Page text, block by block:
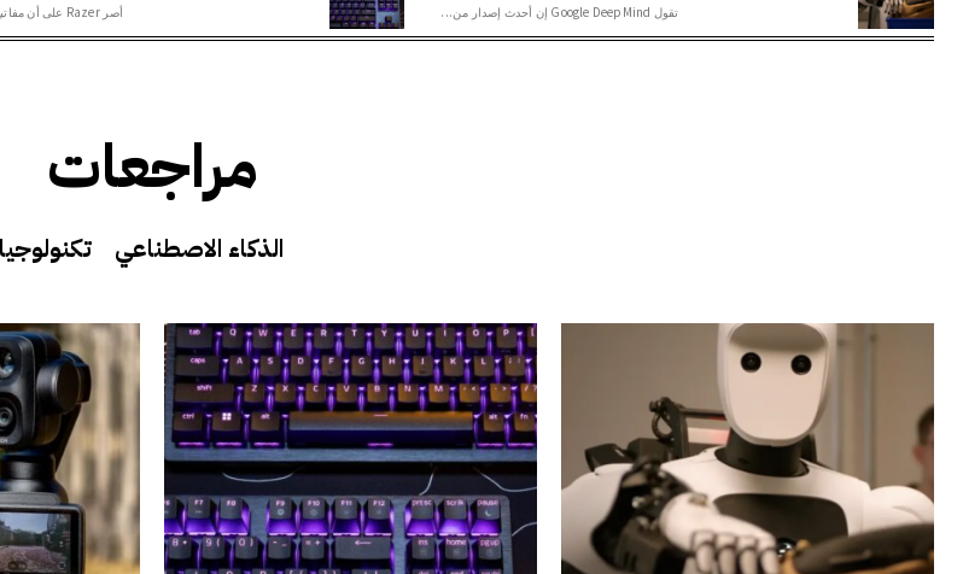
تقول Google DeepMind إن أحدث إصدار من... أصر Razer على أن مفاتيح لوحة المفاتيح...
مراجعات
الذكاء الاصطناعي تكنولوجيا